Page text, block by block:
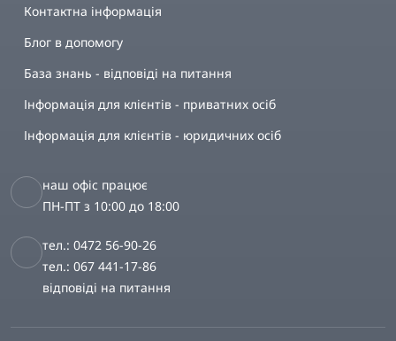
Контактна інформація
Блог в допомогу
База знань - відповіді на питання
Інформація для клієнтів - приватних осіб
Інформація для клієнтів - юридичних осіб
наш офіс працює
ПН-ПТ з 10:00 до 18:00
тел.: 0472 56-90-26
тел.: 067 441-17-86
відповіді на питання